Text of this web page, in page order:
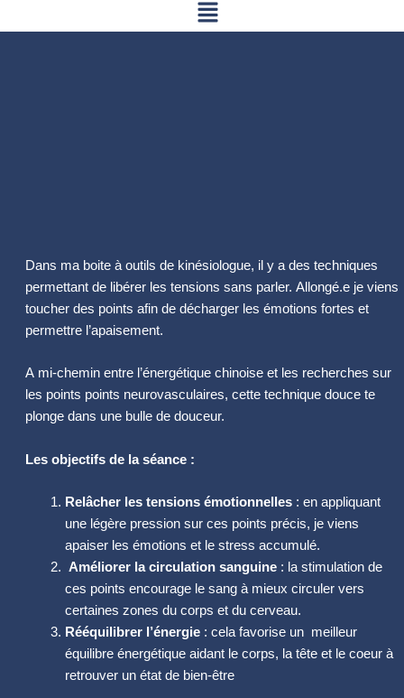
au
Dans ma boite à outils de kinésiologue, il y a des techniques
permettant de libérer les tensions sans parler. Allongé.e je viens
toucher des points afin de décharger les émotions fortes et
permettre l’apaisement.
A mi-chemin entre l’énergétique chinoise et les recherches sur
les points points neurovasculaires, cette technique douce te
plonge dans une bulle de douceur.
Les objectifs de la séance :
Relâcher les tensions émotionnelles: en appliquant
une légère pression sur ces points précis, je viens
apaiser les émotions et le stress accumulé.
Améliorer la circulation sanguine: la stimulation de
ces points encourage le sang à mieux circuler vers
certaines zones du corps et du cerveau.
Rééquilibrer l’énergie: cela favorise un meilleur
équilibre énergétique aidant le corps, la tête et le coeur à
retrouver un état de bien-être